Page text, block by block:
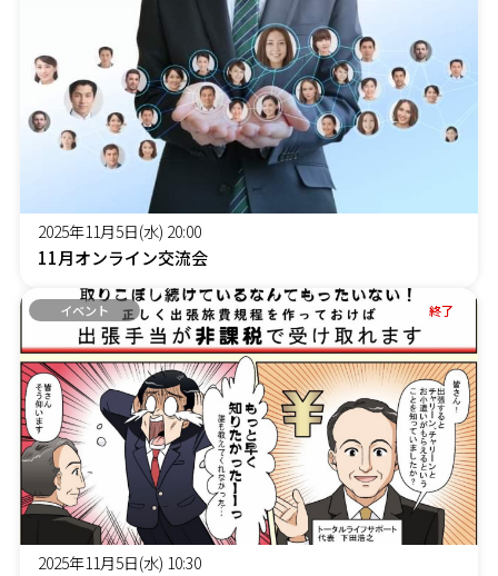
2025年11月5日(水) 20:00
11月オンライン交流会
イベント 終了
2025年11月5日(水) 10:30